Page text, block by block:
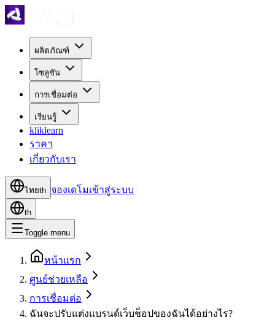
ผลิตภัณฑ์
โซลูชัน
การเชื่อมต่อ
เรียนรู้
kliklearn
ราคา
เกี่ยวกับเรา
ไทยth จองเดโมเข้าสู่ระบบ
th
Toggle menu
หน้าแรก
ศูนย์ช่วยเหลือ
การเชื่อมต่อ
ฉันจะปรับแต่งแบรนด์เว็บช็อปของฉันได้อย่างไร?